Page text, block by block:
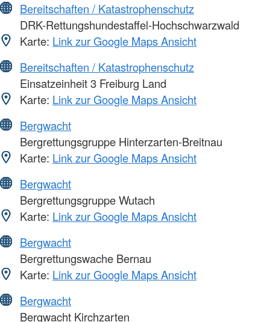
Bereitschaften / Katastrophenschutz
DRK-Rettungshundestaffel-Hochschwarzwald
Karte: Link zur Google Maps Ansicht
Bereitschaften / Katastrophenschutz
Einsatzeinheit 3 Freiburg Land
Karte: Link zur Google Maps Ansicht
Bergwacht
Bergrettungsgruppe Hinterzarten-Breitnau
Karte: Link zur Google Maps Ansicht
Bergwacht
Bergrettungsgruppe Wutach
Karte: Link zur Google Maps Ansicht
Bergwacht
Bergrettungswache Bernau
Karte: Link zur Google Maps Ansicht
Bergwacht
Bergwacht Kirchzarten